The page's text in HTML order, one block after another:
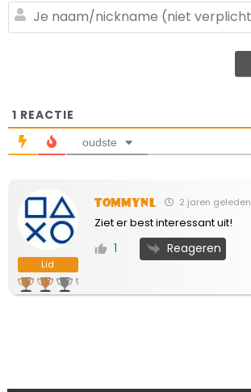
1 REACTIE
oudste
Lid
TommyNL 2 jaren geleden
Ziet er best interessant uit!
1 Reageren